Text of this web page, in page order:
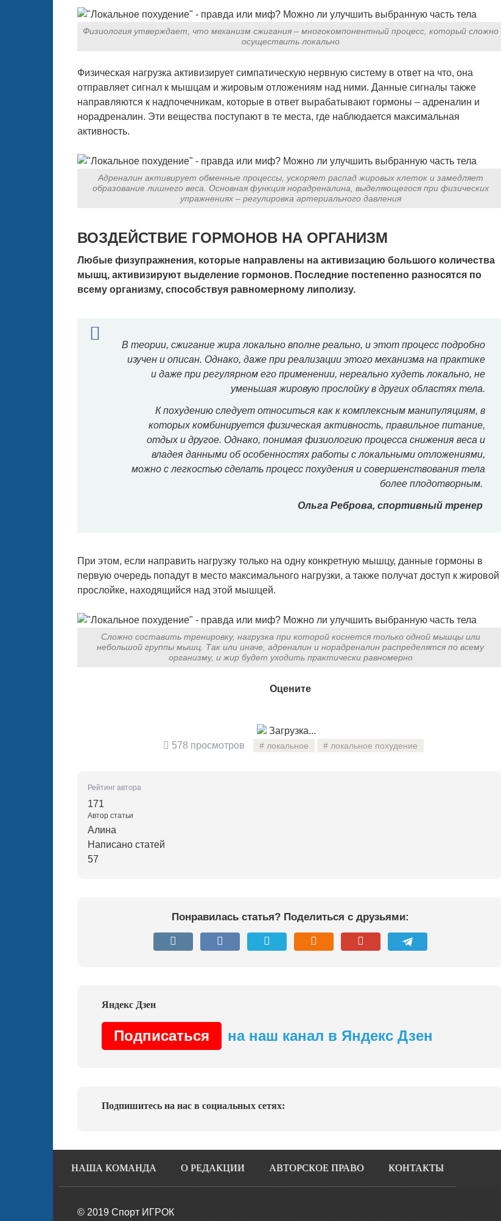
Физиология утверждает, что механизм сжигания – многокомпонентный процесс, который сложно
осуществить локально
Физическая нагрузка активизирует симпатическую нервную систему в ответ на что, она
отправляет сигнал к мышцам и жировым отложениям над ними. Данные сигналы также
направляются к надпочечникам, которые в ответ вырабатывают гормоны – адреналин и
норадреналин. Эти вещества поступают в те места, где наблюдается максимальная
активность.
Адреналин активирует обменные процессы, ускоряет распад жировых клеток и замедляет
образование лишнего веса. Основная функция норадреналина, выделяющегося при физических
упражнениях – регулировка артериального давления
ВОЗДЕЙСТВИЕ ГОРМОНОВ НА ОРГАНИЗМ
Любые физупражнения, которые направлены на активизацию большого количества
мышц, активизируют выделение гормонов. Последние постепенно разносятся по
всему организму, способствуя равномерному липолизу.
В теории, сжигание жира локально вполне реально, и этот процесс подробно
изучен и описан. Однако, даже при реализации этого механизма на практике
и даже при регулярном его применении, нереально худеть локально, не
уменьшая жировую прослойку в других областях тела.
К похудению следует относиться как к комплексным манипуляциям, в
которых комбинируется физическая активность, правильное питание,
отдых и другое. Однако, понимая физиологию процесса снижения веса и
владея данными об особенностях работы с локальными отложениями,
можно с легкостью сделать процесс похудения и совершенствования тела
более плодотворным.
Ольга Реброва, спортивный тренер
При этом, если направить нагрузку только на одну конкретную мышцу, данные гормоны в
первую очередь попадут в место максимального нагрузки, а также получат доступ к жировой
прослойке, находящийся над этой мышцей.
Сложно составить тренировку, нагрузка при которой коснется только одной мышцы или
небольшой группы мышц. Так или иначе, адреналин и норадреналин распределятся по всему
организму, и жир будет уходить практически равномерно
Оцените
Загрузка...
578 просмотров
локальное локальное похудение
Рейтинг автора
171
Автор статьи
Алина
Написано статей
57
Понравилась статья? Поделиться с друзьями:
Подписаться на наш канал в Яндекс Дзен
Подпишитесь на нас в социальных сетях:
НАША КОМАНДА О РЕДАКЦИИ АВТОРСКОЕ ПРАВО КОНТАКТЫ
© 2019 Спорт ИГРОК